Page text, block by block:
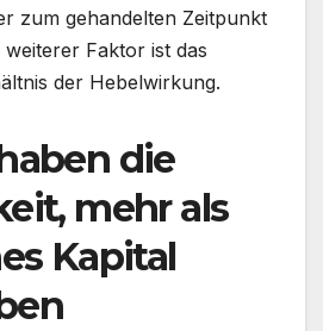
zum gehandelten Zeitpunkt
weiterer Faktor ist das
der Hebelwirkung.
die
mehr als
Kapital